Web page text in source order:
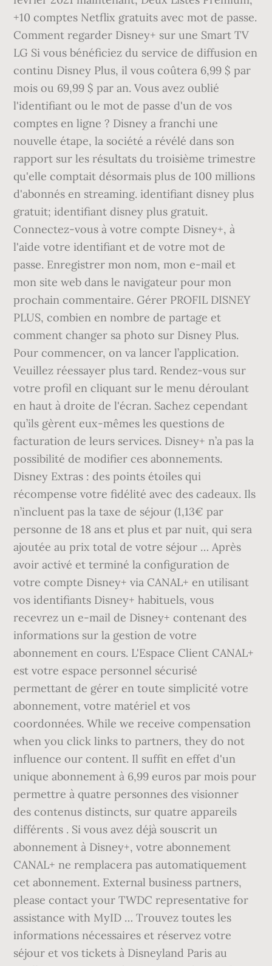
+10 comptes Netflix gratuits avec mot de passe.
Comment regarder Disney+ sur une Smart TV
LG Si vous bénéficiez du service de diffusion en
continu Disney Plus, il vous coûtera 6,99 $ par
mois ou 69,99 $ par an. Vous avez oublié
l'identifiant ou le mot de passe d'un de vos
comptes en ligne ? Disney a franchi une
nouvelle étape, la société a révélé dans son
rapport sur les résultats du troisième trimestre
qu'elle comptait désormais plus de 100 millions
d'abonnés en streaming. identifiant disney plus
gratuit; identifiant disney plus gratuit.
Connectez-vous à votre compte Disney+, à
l'aide votre identifiant et de votre mot de
passe. Enregistrer mon nom, mon e-mail et
mon site web dans le navigateur pour mon
prochain commentaire. Gérer PROFIL DISNEY
PLUS, combien en nombre de partage et
comment changer sa photo sur Disney Plus.
Pour commencer, on va lancer l’application.
Veuillez réessayer plus tard. Rendez-vous sur
votre profil en cliquant sur le menu déroulant
en haut à droite de l'écran. Sachez cependant
qu’ils gèrent eux-mêmes les questions de
facturation de leurs services. Disney+ n’a pas la
possibilité de modifier ces abonnements.
Disney Extras : des points étoiles qui
récompense votre fidélité avec des cadeaux. Ils
n’incluent pas la taxe de séjour (1,13€ par
personne de 18 ans et plus et par nuit, qui sera
ajoutée au prix total de votre séjour … Après
avoir activé et terminé la configuration de
votre compte Disney+ via CANAL+ en utilisant
vos identifiants Disney+ habituels, vous
recevrez un e-mail de Disney+ contenant des
informations sur la gestion de votre
abonnement en cours. L'Espace Client CANAL+
est votre espace personnel sécurisé
permettant de gérer en toute simplicité votre
abonnement, votre matériel et vos
coordonnées. While we receive compensation
when you click links to partners, they do not
influence our content. Il suffit en effet d'un
unique abonnement à 6,99 euros par mois pour
permettre à quatre personnes des visionner
des contenus distincts, sur quatre appareils
différents . Si vous avez déjà souscrit un
abonnement à Disney+, votre abonnement
CANAL+ ne remplacera pas automatiquement
cet abonnement. External business partners,
please contact your TWDC representative for
assistance with MyID … Trouvez toutes les
informations nécessaires et réservez votre
séjour et vos tickets à Disneyland Paris au